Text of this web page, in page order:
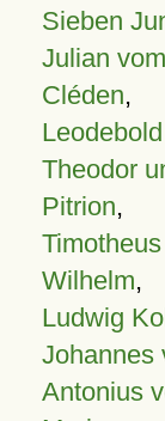
Sieben
Julian
Cléden,
Theodor
Pitrion,
Wilhelm,
Ludwig
Johannes
Antonius